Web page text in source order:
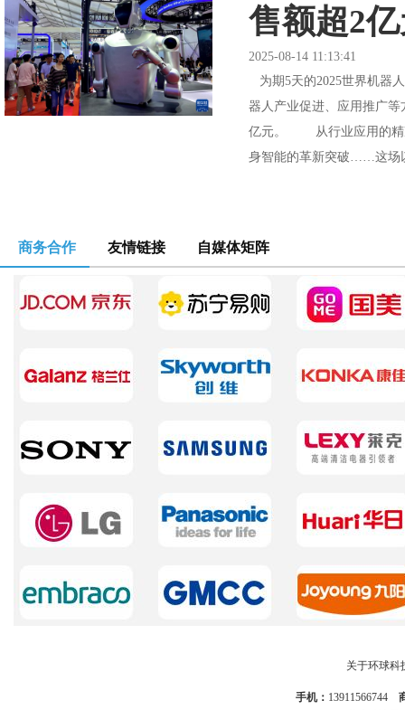
售额超2
2025-08-14 11:13:41
为期5天的2025世界机器
器人产业促进、应用推广
亿元。 从行业应用的精准
身智能的革新突破……这场
商务合作 友情链接 自媒体矩阵
关于环球科
手机： 13911566744